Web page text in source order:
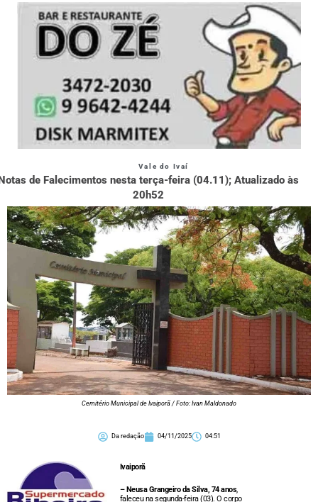
Vale do Ivaí
de Falecimentos nesta terça-feira (04.11); Atualizado às
20h52
Cemitério Municipal de Ivaiporã / Foto: Ivan Maldonado
Da redação 04/11/2025 04:51
Ivaiporã
– Neusa Grangeiro da Silva, 74 anos,
faleceu na segunda-feira (03). O corpo